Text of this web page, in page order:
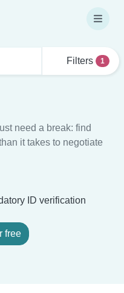
Filters 1
need a break: find
it takes to negotiate
ID verification
free